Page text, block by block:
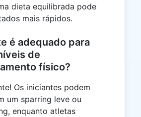
dieta equilibrada pode
mais rápidos.
é adequado para
de
físico?
Os iniciantes podem
um sparring leve ou
enquanto atletas